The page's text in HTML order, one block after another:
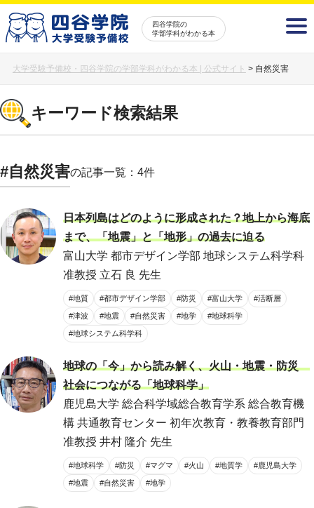
四谷学院の
学部学科がわかる本
大学受験予備校・四谷学院の学部学科がわかる本 | 公式サイト > 自然災害
キーワード検索結果
#自然災害の記事一覧：4件
日本列島はどのように形成された？地上から海底
まで、「地震」と「地形」の過去に迫る
富山大学 都市デザイン学部 地球システム科学科
准教授 立石 良 先生
#地質 #都市デザイン学部 #防災 #富山大学 #活断層
#津波 #地震 #自然災害 #地学 #地球科学
#地球システム科学科
地球の「今」から読み解く、火山・地震・防災
社会につながる「地球科学」
鹿児島大学 総合科学域総合教育学系 総合教育機
構 共通教育センター 初年次教育・教養教育部門
准教授 井村 隆介 先生
#地球科学 #防災 #マグマ #火山 #地質学 #鹿児島大学
#地震 #自然災害 #地学